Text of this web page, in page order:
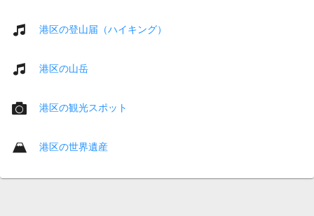
港区の登山届（ハイキング）
港区の山岳
港区の観光スポット
港区の世界遺産